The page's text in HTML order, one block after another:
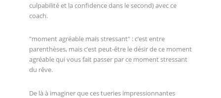
culpabilité et la confidence dans le second) avec ce
coach.
"moment agréable mais stressant" : c’est entre
parenthèses, mais c’est peut-être le désir de ce moment
agréable qui vous fait passer par ce moment stressant
du rêve.
De là à imaginer que ces tueries impressionnantes